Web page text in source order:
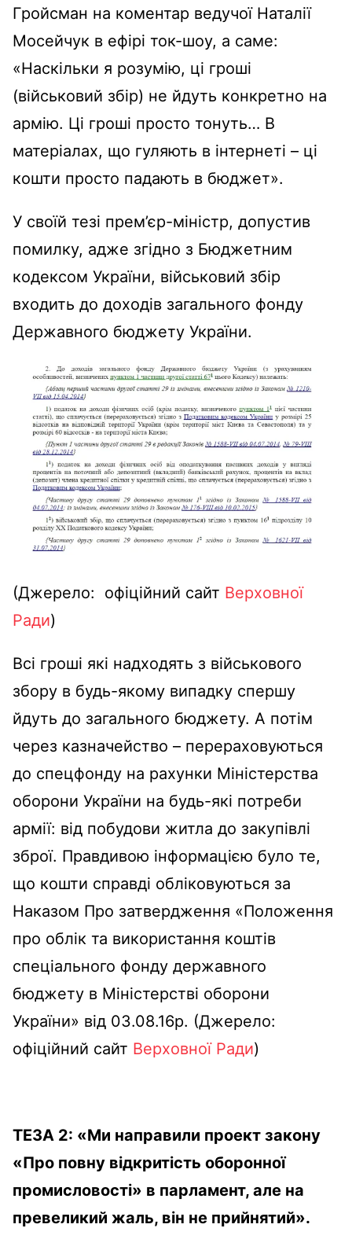
Гройсман на коментар ведучої Наталії
Мосейчук в ефірі ток-шоу, а саме:
«Наскільки я розумію, ці гроші
(військовий збір) не йдуть конкретно на
армію. Ці гроші просто тонуть… В
матеріалах, що гуляють в інтернеті – ці
кошти просто падають в бюджет».
У своїй тезі прем’єр-міністр, допустив
помилку, адже згідно з Бюджетним
кодексом України, військовий збір
входить до доходів загального фонду
Державного бюджету України.
(Джерело: офіційний сайт Верховної
Ради)
Всі гроші які надходять з військового
збору в будь-якому випадку спершу
йдуть до загального бюджету. А потім
через казначейство – перераховуються
до спецфонду на рахунки Міністерства
оборони України на будь-які потреби
армії: від побудови житла до закупівлі
зброї. Правдивою інформацією було те,
що кошти справді обліковуються за
Наказом Про затвердження «Положення
про облік та використання коштів
спеціального фонду державного
бюджету в Міністерстві оборони
України» від 03.08.16р. (Джерело:
офіційний сайт Верховної Ради)
ТЕЗА 2: «Ми направили проект закону
«Про повну відкритість оборонної
промисловості» в парламент, але на
превеликий жаль, він не прийнятий».